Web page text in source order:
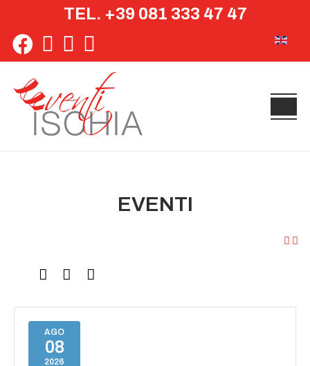
TEL. +39 081 333 47 47
EVENTI
AGO
08
2026